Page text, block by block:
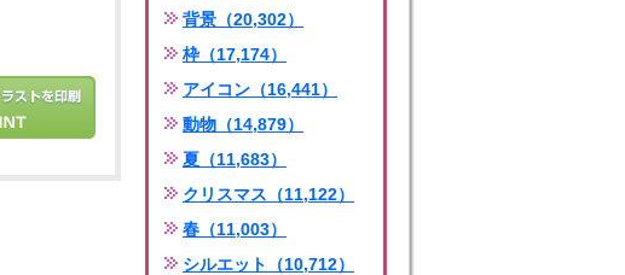
背景（20,302）
枠（17,174）
アイコン（16,441）
動物（14,879）
夏（11,683）
クリスマス（11,122）
春（11,003）
シルエット（10,712）